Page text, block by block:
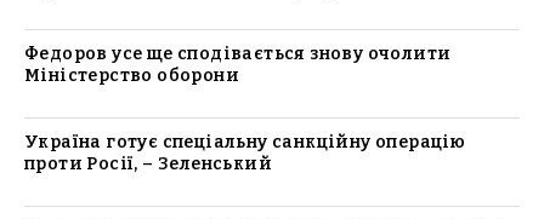
Федоров усе ще сподівається знову очолити
Міністерство оборони
Україна готує спеціальну санкційну операцію
проти Росії, – Зеленський